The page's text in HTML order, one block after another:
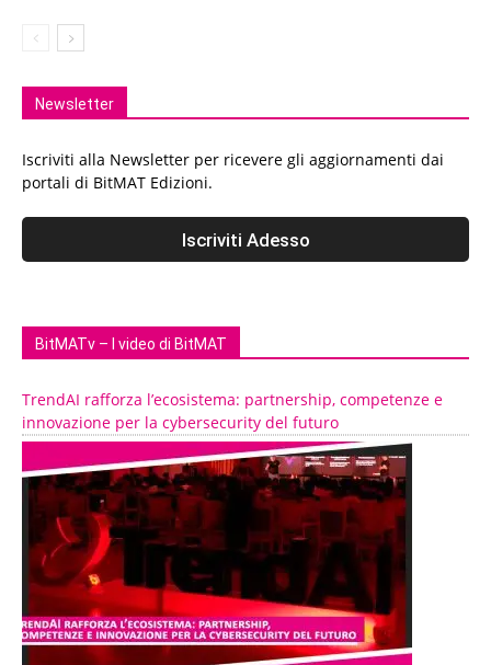
Newsletter
Iscriviti alla Newsletter per ricevere gli aggiornamenti dai
portali di BitMAT Edizioni.
BitMATv – I video di BitMAT
TrendAI rafforza l’ecosistema: partnership, competenze e
innovazione per la cybersecurity del futuro